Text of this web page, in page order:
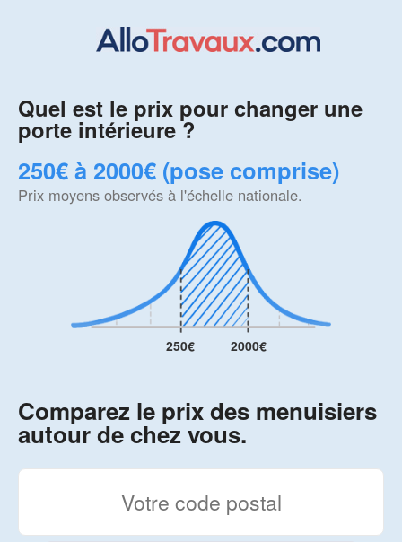
Quel est le prix pour changer une
porte intérieure ?
250€ à 2000€ (pose comprise)
Prix moyens observés à l'échelle nationale.
250€ 2000€
Comparez le prix des menuisiers
autour de chez vous.